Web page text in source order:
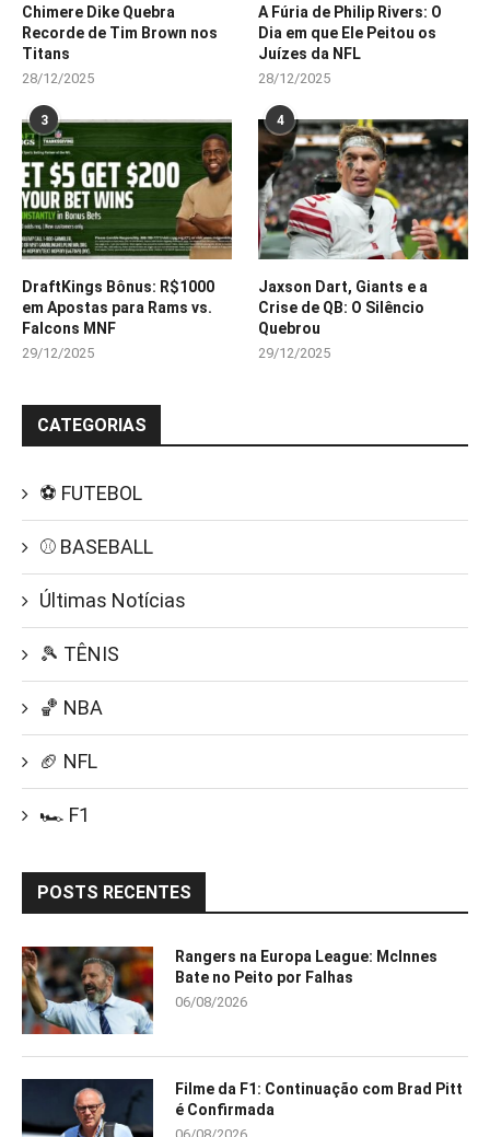
Chimere Dike Quebra
Recorde de Tim Brown nos
Titans
28/12/2025
A Fúria de Philip Rivers: O
Dia em que Ele Peitou os
Juízes da NFL
28/12/2025
3
DraftKings Bônus: R$1000
em Apostas para Rams vs.
Falcons MNF
29/12/2025
4
Jaxson Dart, Giants e a
Crise de QB: O Silêncio
Quebrou
29/12/2025
CATEGORIAS
⚽ FUTEBOL
⚾ BASEBALL
Últimas Notícias
🎾 TÊNIS
🏀 NBA
🏈 NFL
🏎️ F1
POSTS RECENTES
Rangers na Europa League: McInnes
Bate no Peito por Falhas
06/08/2026
Filme da F1: Continuação com Brad Pitt
é Confirmada